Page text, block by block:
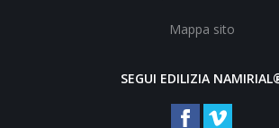
Mappa sito
SEGUI EDILIZIA